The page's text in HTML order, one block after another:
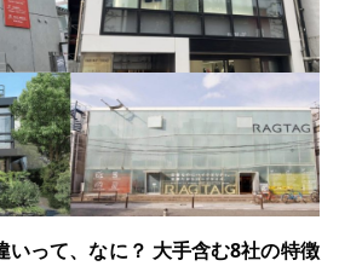
いって、なに？ 大手含む8社の特徴